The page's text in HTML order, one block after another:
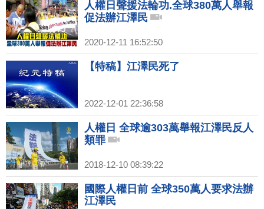
人權日聲援法輪功.全球380萬人舉報
促法辦江澤民
2020-12-11 16:52:50
【特稿】江澤民死了
2022-12-01 22:36:58
人權日 全球逾303萬舉報江澤民反人
類罪
2018-12-10 08:39:22
國際人權日前 全球350萬人要求法辦
江澤民